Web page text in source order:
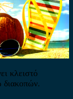
κλειστό